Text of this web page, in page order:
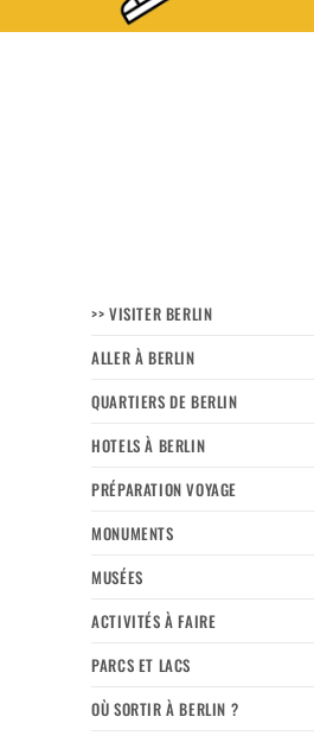
>> VISITER BERLIN
ALLER À BERLIN
QUARTIERS DE BERLIN
HOTELS À BERLIN
PRÉPARATION VOYAGE
MONUMENTS
MUSÉES
ACTIVITÉS À FAIRE
PARCS ET LACS
OÙ SORTIR À BERLIN ?